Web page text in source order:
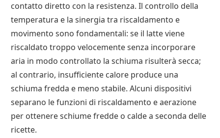
contatto diretto con la resistenza. Il controllo della
temperatura e la sinergia tra riscaldamento e
movimento sono fondamentali: se il latte viene
riscaldato troppo velocemente senza incorporare
aria in modo controllato la schiuma risulterà secca;
al contrario, insufficiente calore produce una
schiuma fredda e meno stabile. Alcuni dispositivi
separano le funzioni di riscaldamento e aerazione
per ottenere schiume fredde o calde a seconda delle
ricette.